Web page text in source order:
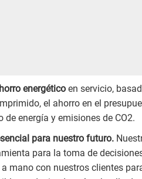
energético en servicio,
el ahorro en el
energía y emisiones de CO2.
para nuestro futuro.
para la toma de
mano con nuestros clientes